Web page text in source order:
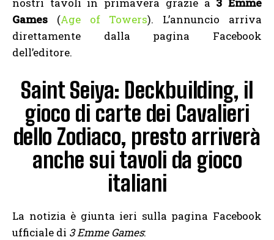
Games (Age of Towers). L’annuncio arriva
direttamente dalla pagina Facebook
dell’editore.
Saint Seiya: Deckbuilding, il
gioco di carte dei Cavalieri
dello Zodiaco, presto arriverà
anche sui tavoli da gioco
italiani
La notizia è giunta ieri sulla pagina Facebook
ufficiale di 3 Emme Games: